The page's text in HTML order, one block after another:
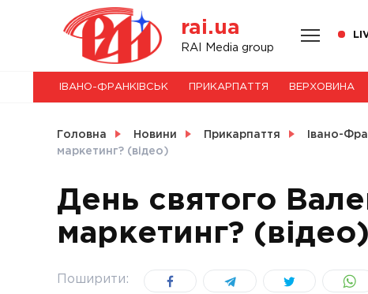
rai.ua
RAI Media group
НОВИНИ
СВІТ
УКРАЇНА
ІВАНО-ФРАНКІВСЬК ПРИКАРПАТТЯ ВЕРХОВИНА
Головна Новини Прикарпаття Івано-
маркетинг? (відео)
День святого
маркетинг? (відео)
Поширити: